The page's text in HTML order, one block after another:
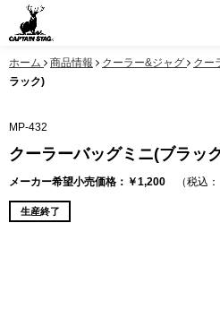
ホーム 商品情報 クーラー&ジャグ クー
ラック)
MP-432
クーラーバッグミニ(ブラッ
メーカー希望小売価格：￥1,200 （税込
生産終了